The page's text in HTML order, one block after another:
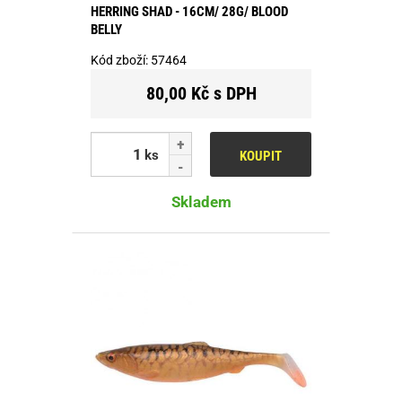
HERRING SHAD - 16CM/ 28G/ BLOOD
BELLY
Kód zboží: 57464
80,00 Kč s DPH
ks KOUPIT
Skladem